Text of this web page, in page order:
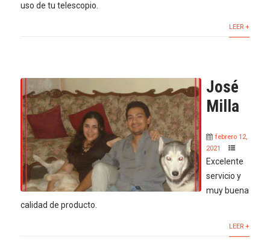
uso de tu telescopio.
LEER +
José
Milla
febrero 12,
2021
Excelente
servicio y
muy buena
calidad de producto.
LEER +